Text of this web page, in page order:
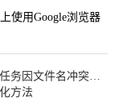
使用Google浏览器
方法